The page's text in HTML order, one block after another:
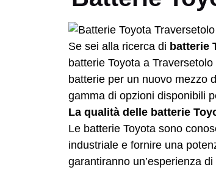
Se sei alla ricerca di batterie
batterie Toyota a
batterie per un nuovo mezzo
gamma di opzioni disponibili
La qualità delle batterie
Le batterie Toyota sono
industriale e fornire una
garantiranno un’esperienza